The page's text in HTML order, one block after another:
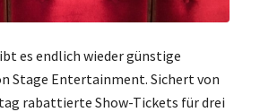
es endlich wieder günstige
Stage Entertainment. Sichert von
rabattierte Show-Tickets für drei